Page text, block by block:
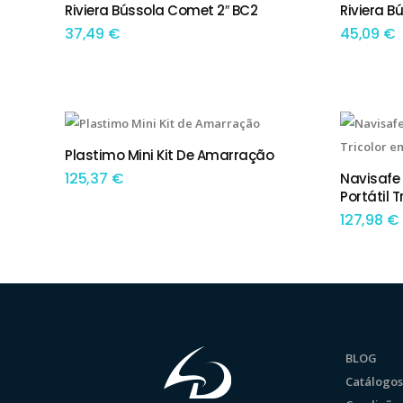
ADICIONAR
Riviera Bússola Comet 2″ BC2
37,49 €
TEM
Riviera
45,09 €
ADICIONAR
Plastimo Mini Kit De Amarração
125,37 €
Navisafe
Portátil
127,98 €
BLOG